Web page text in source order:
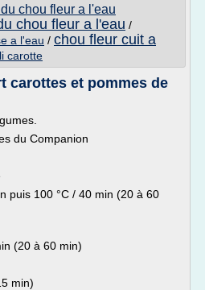
chou fleur a l'eau
chou fleur a l'eau /
a l'eau / chou fleur cuit a
carotte
carottes et pommes de
du Companion
puis 100 °C / 40 min (20 à 60
(20 à 60 min)
min)